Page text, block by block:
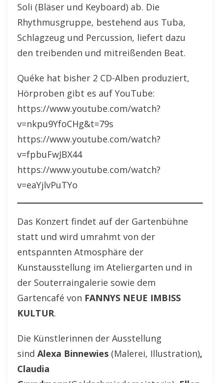
Soli (Bläser und Keyboard) ab. Die
Rhythmusgruppe, bestehend aus Tuba,
Schlagzeug und Percussion, liefert dazu
den treibenden und mitreißenden Beat.
Quéke hat bisher 2 CD-Alben produziert,
Hörproben gibt es auf YouTube:
https://www.youtube.com/watch?
v=nkpu9YfoCHg&t=79s
https://www.youtube.com/watch?
v=fpbuFwJBX44
https://www.youtube.com/watch?
v=eaYjlvPuTYo
Das Konzert findet auf der Gartenbühne
statt und wird umrahmt von der
entspannten Atmosphäre der
Kunstausstellung im Ateliergarten und in
der Souterraingalerie sowie dem
Gartencafé von FANNYS NEUE IMBISS
KULTUR.
Die Künstlerinnen der Ausstellung
sind Alexa Binnewies (Malerei, Illustration),
Claudia